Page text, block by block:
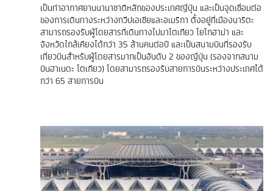
เป็นท่าอากาศยานนานาชาติหลักของประเทศญี่ปุ่น และเป็นจุดเชื่อมต่อ
ของการเดินทางระหว่างทวีปเอเชียและอเมริกา ตั้งอยู่ที่เมืองนาริตะ
สามารถรองรับผู้โดยสารที่เดินทางไปมาโตเกียว โยโกฮาม่า และ
จังหวัดใกล้เคียงได้กว่า 35 ล้านคนต่อปี และเป็นสนามบินที่รองรับ
เที่ยวบินสำหรับผู้โดยสารมากเป็นอันดับ 2 ของญี่ปุ่น (รองจากสนาม
บินฮาเนดะ โตเกียว) โดยสามารถรองรับสายการบินระหว่างประเทศได้
กว่า 65 สายการบิน